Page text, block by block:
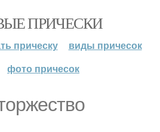
ПРИЧЕСКИ
прическу
виды причесок
фото причесок